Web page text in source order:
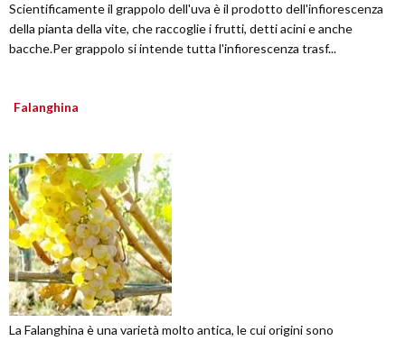
Scientificamente il grappolo dell'uva è il prodotto dell'infiorescenza
della pianta della vite, che raccoglie i frutti, detti acini e anche
bacche.Per grappolo si intende tutta l'infiorescenza trasf...
Falanghina
La Falanghina è una varietà molto antica, le cui origini sono